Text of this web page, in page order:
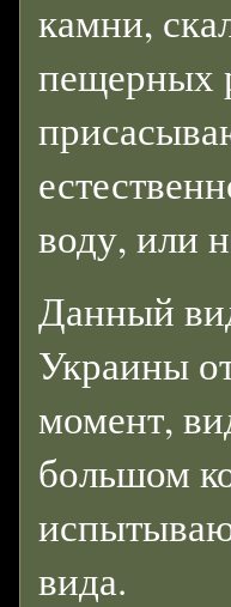
камни,
пещерных
воду, или
Данный
Украины
момент,
большом
вида.